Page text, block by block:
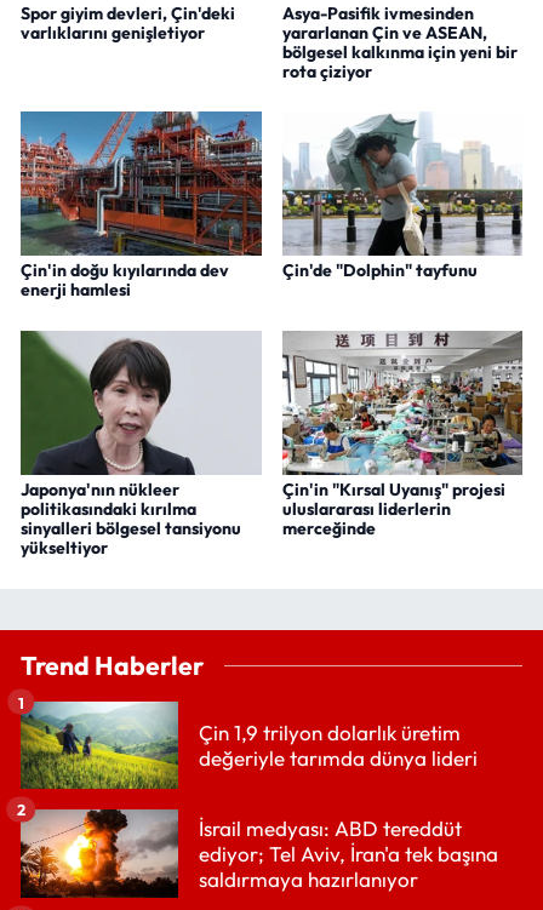
Spor giyim devleri, Çin'deki
varlıklarını genişletiyor
Asya-Pasifik ivmesinden
yararlanan Çin ve ASEAN,
bölgesel kalkınma için yeni bir
rota çiziyor
Çin'in doğu kıyılarında dev
enerji hamlesi
Çin'de "Dolphin" tayfunu
Japonya'nın nükleer
politikasındaki kırılma
sinyalleri bölgesel tansiyonu
yükseltiyor
Çin'in "Kırsal Uyanış" projesi
uluslararası liderlerin
merceğinde
Trend Haberler
Çin 1,9 trilyon dolarlık üretim
değeriyle tarımda dünya lideri
1
İsrail medyası: ABD tereddüt
ediyor; Tel Aviv, İran'a tek başına
saldırmaya hazırlanıyor
2